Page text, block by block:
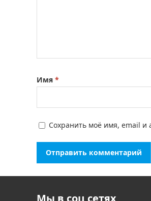
Имя *
Сохранить моё имя, email и
Мы в соц сетях